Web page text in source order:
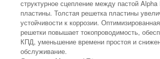
структурное сцепление между пастой
пластины. Толстая решетка пластины
устойчивости к коррозии.
решетки повышает токопроводимость,
КПД, уменьшение времени простоя и
обслуживание.